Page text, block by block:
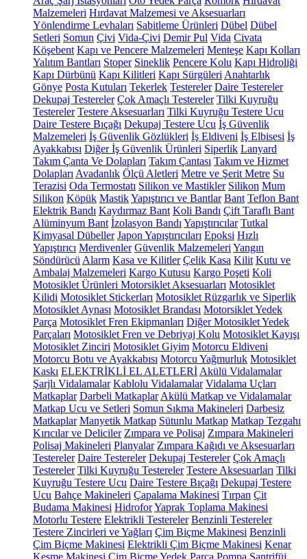
Malzemeleri Hırdavat Malzemesi ve Aksesuarları
Yönlendirme Levhaları Sabitleme Ürünleri Dübel Dübel
Setleri Somun Çivi Vida-Çivi Demir Pul Vida Civata
Köşebent Kapı ve Pencere Malzemeleri Menteşe Kapı Kolları
Yalıtım Bantları Stoper Sineklik Pencere Kolu Kapı Hidroliği
Kapı Dürbünü Kapı Kilitleri Kapı Sürgüleri Anahtarlık
Gönye Posta Kutuları Tekerlek Testereler Daire Testereler
Dekupaj Testereler Çok Amaçlı Testereler Tilki Kuyruğu
Testereler Testere Aksesuarları Tilki Kuyruğu Testere Ucu
Daire Testere Bıçağı Dekupaj Testere Ucu İş Güvenlik
Malzemeleri İş Güvenlik Gözlükleri İş Eldiveni İş Elbisesi İş
Ayakkabısı Diğer İş Güvenlik Ürünleri Siperlik Lanyard
Takım Çanta Ve Dolapları Takım Çantası Takım ve Hizmet
Dolapları Avadanlık Ölçü Aletleri Metre ve Şerit Metre Su
Terazisi Oda Termostatı Silikon ve Mastikler Silikon Mum
Silikon Köpük MastikYapıştırıcı ve Bantlar Bant Teflon Bant
Elektrik Bandı Kaydırmaz Bant Koli Bandı Çift Taraflı Bant
Alüminyum Bant İzolasyon Bandı Yapıştırıcılar Tutkal
Kimyasal Dübeller Japon Yapıştırıcıları Epoksi Hızlı
Yapıştırıcı Merdivenler Güvenlik Malzemeleri Yangın
Söndürücü Alarm Kasa ve Kilitler Çelik Kasa Kilit Kutu ve
Ambalaj Malzemeleri Kargo Kutusu Kargo Poşeti Koli
Motosiklet Ürünleri Motorsiklet Aksesuarları Motosiklet
Kilidi Motosiklet Stickerları Motosiklet Rüzgarlık ve Siperlik
Motosiklet Aynası Motosiklet Brandası Motorsiklet Yedek
Parça Motosiklet Fren Ekipmanları Diğer Motosiklet Yedek
Parçaları Motosiklet Fren ve Debriyaj Kolu Motosiklet Kayışı
Motosiklet Zinciri Motosiklet Giyim Motorcu Eldiveni
Motorcu Botu ve Ayakkabısı Motorcu Yağmurluk Motosiklet
Kaskı ELEKTRİKLİ EL ALETLERİ Akülü Vidalamalar
Şarjlı Vidalamalar Kablolu Vidalamalar Vidalama Uçları
Matkaplar Darbeli Matkaplar Akülü Matkap ve Vidalamalar
Matkap Ucu ve Setleri Somun Sıkma Makineleri Darbesiz
Matkaplar Manyetik Matkap Sütunlu Matkap Matkap Tezgahı
Kırıcılar ve Deliciler Zımpara ve Polisaj Zımpara Makineleri
Polisaj Makineleri Planyalar Zımpara Kağıdı ve Aksesuarları
Testereler Daire Testereler Dekupaj Testereler Çok Amaçlı
Testereler Tilki Kuyruğu Testereler Testere Aksesuarları Tilki
Kuyruğu Testere Ucu Daire Testere Bıçağı Dekupaj Testere
Ucu Bahçe Makineleri Çapalama Makinesi Tırpan Çit
Budama Makinesi HidroforYaprak Toplama Makinesi
Motorlu Testere Elektrikli Testereler Benzinli Testereler
Testere Zincirleri ve Yağları Çim Biçme Makinesi Benzinli
Çim Biçme Makinesi Elektrikli Çim Biçme Makinesi Kenar
Kesme Makinesi Çim Biçme Yedek Parça Pompa Santrifüj